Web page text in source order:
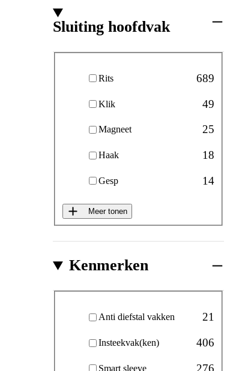
Sluiting hoofdvak
Rits
689
Klik 49
Magneet 25
Haak 18
Gesp 14
Meer tonen
Kenmerken
Anti diefstal vakken
21
Insteekvak(ken) 406
Smart sleeve 276